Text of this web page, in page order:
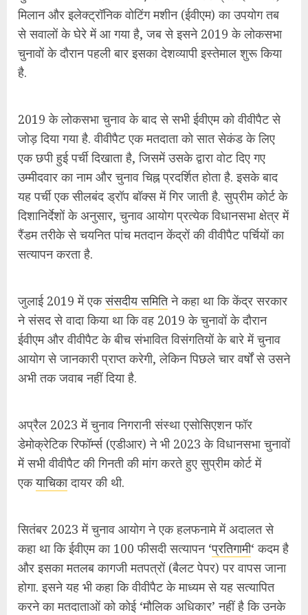
यह पर्ची एक सीलबंद ड्रॉप बॉक्स में गिर जाती है. सुप्रीम कोर्ट के
दिशानिर्देशों के अनुसार, चुनाव आयोग प्रत्येक विधानसभा क्षेत्र में
रैंडम तरीके से चयनित पांच मतदान केंद्रों की वीवीपैट पर्चियों का
सत्यापन करता है.
जुलाई 2019 में एकसंसदीय समिति ने कहा था कि केंद्र सरकार
ने संसद से वादा किया था कि वह 2019 के चुनावों के दौरान
ईवीएम और वीवीपैट के बीच संभावित विसंगतियों के बारे में चुनाव
आयोग से जानकारी प्राप्त करेगी, लेकिन पिछले चार वर्षों से उसने
अभी तक जवाब नहीं दिया है.
अप्रैल 2023 में चुनाव निगरानी संस्था एसोसिएशन फॉर
एकयाचिकादायर की थी.
सितंबर 2023 में चुनाव आयोग ने एक हलफनामे में अदालत से
कहा था कि ईवीएम का 100 फीसदी सत्यापन ‘
करने का मतदाताओं को कोई ‘मौलिक अधिकार’ नहीं है कि उनके
वोट ‘डाले गए वोट के रूप में दर्ज किए गए’ और ‘रिकॉर्ड किए गए
वोट के रूप में गिने गए’.
चुनाव आयोग से हस्तक्षेप करने काआग्रहकिया है.
3. अरुण गोयल की नियुक्ति